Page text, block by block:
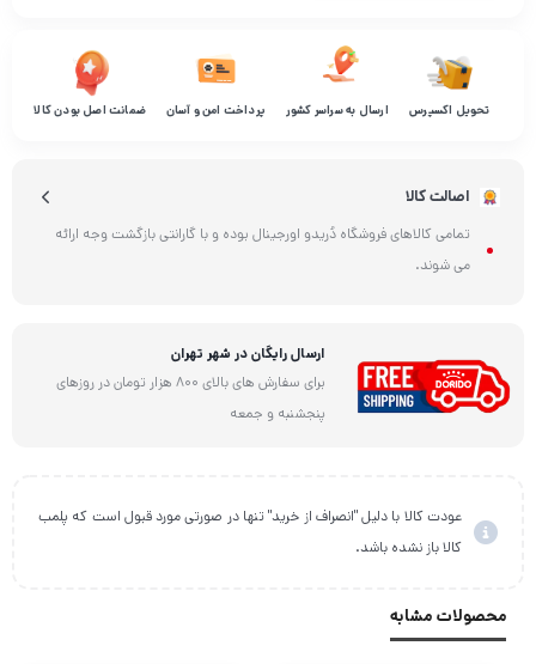
تحویل اکسپرس ارسال به سراسر کشور پرداخت امن و آسان ضمانت اصل بودن کالا
اصالت کالا
تمامی کالاهای فروشگاه دُریدو اورجینال بوده و با گارانتی بازگشت وجه ارائه
می شوند.
ارسال رایگان در شهر تهران
برای سفارش های بالای 800 هزار تومان در روزهای
پنجشنبه و جمعه
عودت کالا با دلیل "انصراف از خرید" تنها در صورتی مورد قبول است که پلمب
کالا باز نشده باشد.
محصولات مشابه